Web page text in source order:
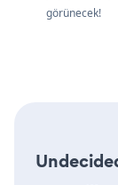
görünecek!